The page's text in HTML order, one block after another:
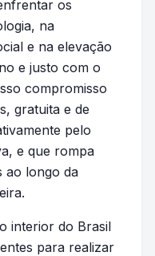
os
na
e na elevação
e justo com o
compromisso
gratuita e de
pelo
e que rompa
ao longo da
interior do Brasil
para realizar